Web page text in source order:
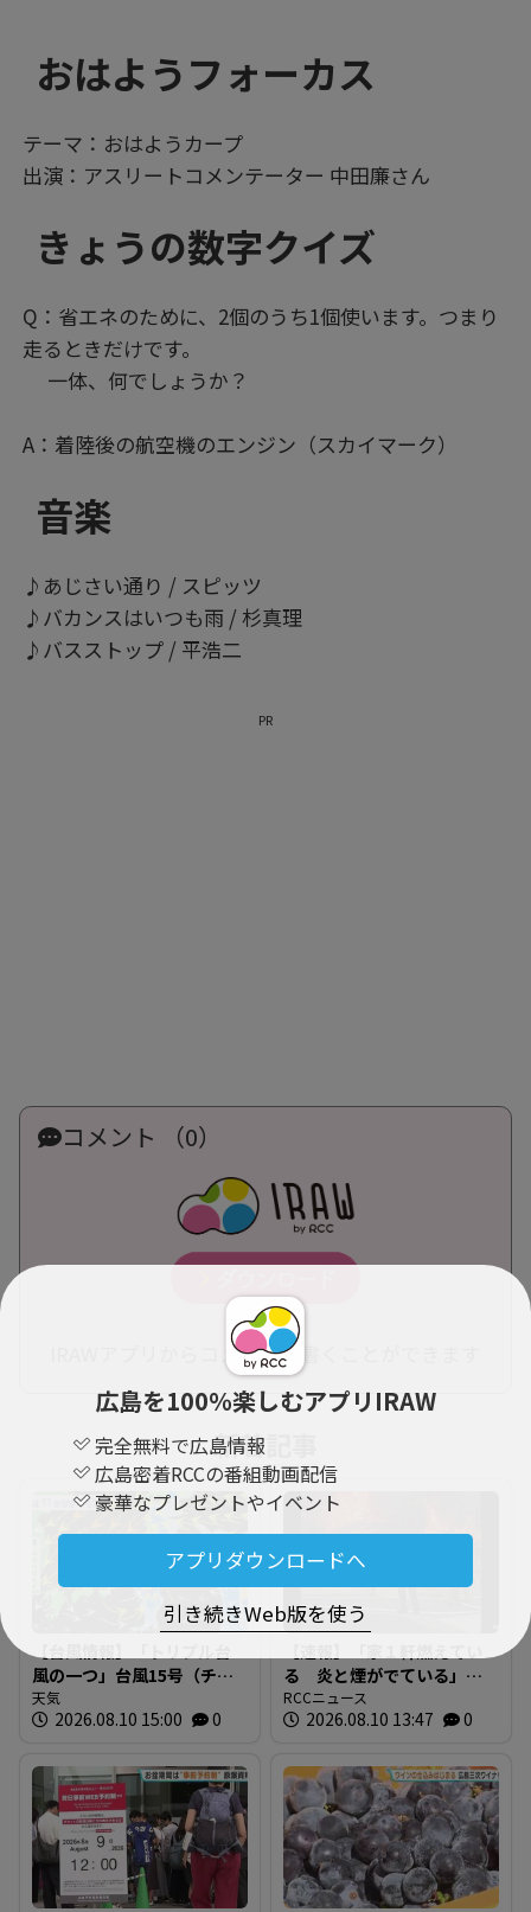
広島を100％楽しむアプリIRAW
完全無料で広島情報
広島密着RCCの番組動画配信
豪華なプレゼントやイベント
アプリダウンロードへ
引き続きWeb版を使う
おはようフォーカス
テーマ：おはようカープ
出演：アスリートコメンテーター 中田廉さん
きょうの数字クイズ
Q：省エネのために、2個のうち1個使います。つまり
走るときだけです。
一体、何でしょうか？
A：着陸後の航空機のエンジン（スカイマーク）
音楽
♪あじさい通り / スピッツ
♪バカンスはいつも雨 / 杉真理
♪バスストップ / 平浩二
PR
コメント （0）
IRAWアプリからコメントを書くことができます
新着記事
【台風情報】「トリプル台
風の一つ」台風15号（チャ
ンホン）は「山の日（11
日）」に関東地方へ上陸
ュレーション
天気
2026.08.10 15:00 0
る 炎と煙がでている」
広島市安芸区畑賀で火災
現在消火活動中
RCCニュース
2026.08.10 13:47 0